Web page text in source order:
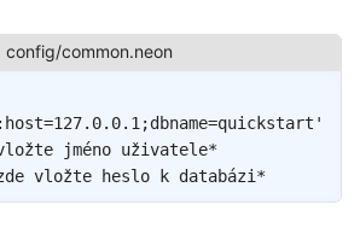
jméno uživatele*
vložte heslo k databázi*